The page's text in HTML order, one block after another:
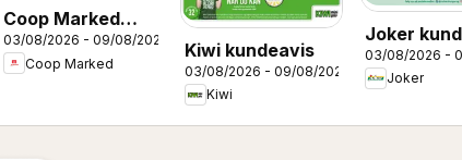
Coop Marked
kundeavis
03/08/2026 - 09/08/2026
Coop Marked
Kiwi kundeavis
03/08/2026 - 09/08/2026
Kiwi
Joker
03/08/2026 -
Joker